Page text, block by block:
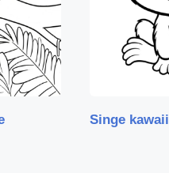
Singe kawaii